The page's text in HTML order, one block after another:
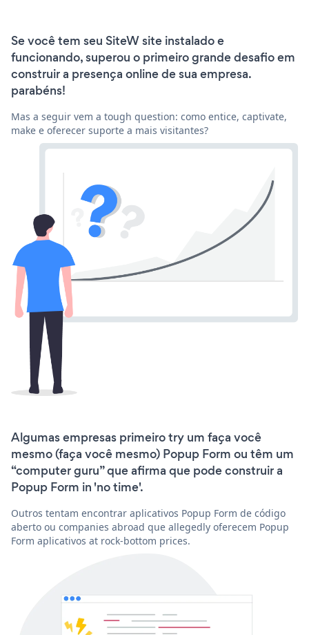
Se você tem seu SiteW site instalado e
funcionando, superou o primeiro grande desafio em
construir a presença online de sua empresa.
parabéns!
Mas a seguir vem a tough question: como entice, captivate,
make e oferecer suporte a mais visitantes?
Algumas empresas primeiro try um faça você
mesmo (faça você mesmo) Popup Form ou têm um
“computer guru” que afirma que pode construir a
Popup Form in 'no time'.
Outros tentam encontrar aplicativos Popup Form de código
aberto ou companies abroad que allegedly oferecem Popup
Form aplicativos at rock-bottom prices.